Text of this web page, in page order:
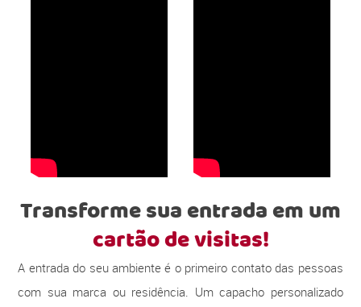
Transforme sua entrada em um
cartão de visitas!
A entrada do seu ambiente é o primeiro contato das pessoas
com sua marca ou residência. Um capacho personalizado